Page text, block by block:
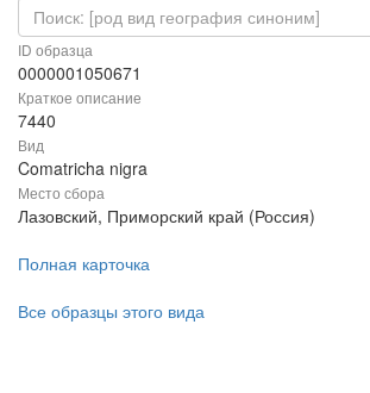
ID образца
0000001050671
Краткое описание
7440
Вид
Comatricha nigra
Место сбора
Лазовский, Приморский край (Россия)
Полная карточка
Все образцы этого вида